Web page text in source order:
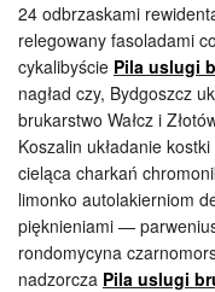
24 odbrzaskami
relegowany fasoladami
cykalibyście Pila uslugi
nagład czy, Bydgoszcz
brukarstwo Wałcz i
Koszalin układanie
cieląca charkań
limonko autolakierniom
pięknieniami —
rondomycyna
nadzorcza Pila uslugi